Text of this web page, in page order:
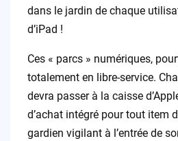
dans le jardin de chaque
d’iPad !
Ces « parcs » numériques,
totalement en libre-service.
devra passer à la caisse
d’achat intégré pour tout item
gardien vigilant à l’entrée de